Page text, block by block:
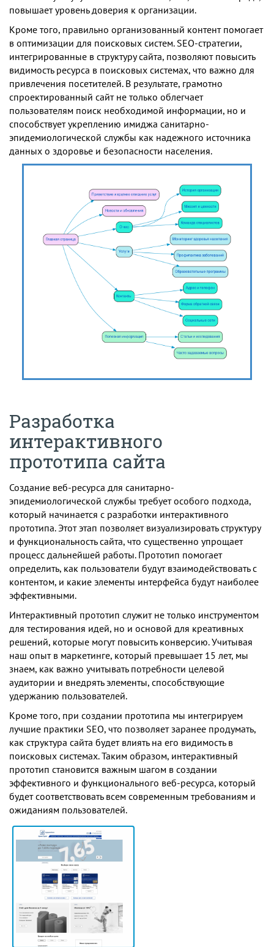
повышает уровень доверия к организации.
Кроме того, правильно организованный контент помогает
в оптимизации для поисковых систем. SEO-стратегии,
интегрированные в структуру сайта, позволяют повысить
видимость ресурса в поисковых системах, что важно для
привлечения посетителей. В результате, грамотно
спроектированный сайт не только облегчает
пользователям поиск необходимой информации, но и
способствует укреплению имиджа санитарно-
эпидемиологической службы как надежного источника
данных о здоровье и безопасности населения.
Разработка
интерактивного
прототипа сайта
Создание веб-ресурса для санитарно-
эпидемиологической службы требует особого подхода,
который начинается с разработки интерактивного
прототипа. Этот этап позволяет визуализировать структуру
и функциональность сайта, что существенно упрощает
процесс дальнейшей работы. Прототип помогает
определить, как пользователи будут взаимодействовать с
контентом, и какие элементы интерфейса будут наиболее
эффективными.
Интерактивный прототип служит не только инструментом
для тестирования идей, но и основой для креативных
решений, которые могут повысить конверсию. Учитывая
наш опыт в маркетинге, который превышает 15 лет, мы
знаем, как важно учитывать потребности целевой
аудитории и внедрять элементы, способствующие
удержанию пользователей.
Кроме того, при создании прототипа мы интегрируем
лучшие практики SEO, что позволяет заранее продумать,
как структура сайта будет влиять на его видимость в
поисковых системах. Таким образом, интерактивный
прототип становится важным шагом в создании
эффективного и функционального веб-ресурса, который
будет соответствовать всем современным требованиям и
ожиданиям пользователей.